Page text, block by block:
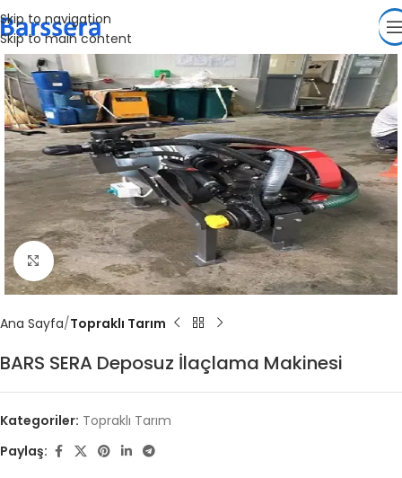
Skip to navigation
Skip to main content
Click to enlarge
Ana Sayfa Topraklı Tarım
BARS SERA Deposuz İlaçlama Makinesi
Kategoriler: Topraklı Tarım
Paylaş: